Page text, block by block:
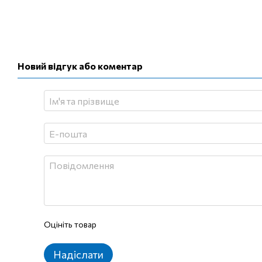
Новий відгук або коментар
Оцініть товар
Надіслати